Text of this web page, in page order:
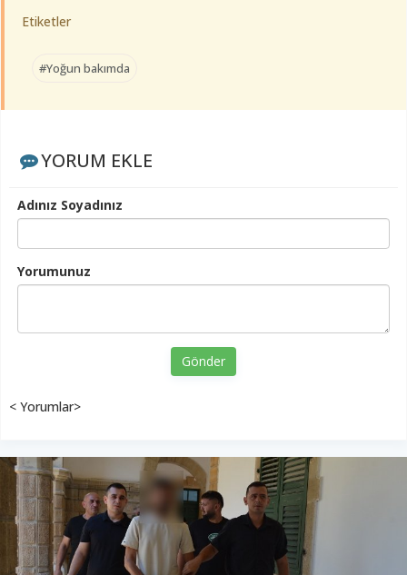
Etiketler
#Yoğun bakımda
YORUM EKLE
Adınız Soyadınız
Yorumunuz
Gönder
< Yorumlar>